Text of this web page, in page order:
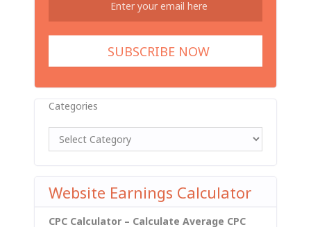
Categories
Website Earnings Calculator
CPC Calculator – Calculate Average CPC